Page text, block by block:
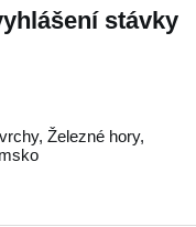
stávky
, Železné hory,